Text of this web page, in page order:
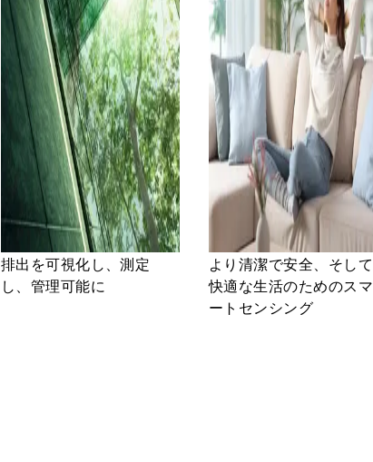
排出を可視化し、測定
し、管理可能に
より清潔で安全、そして
快適な生活のためのスマ
ートセンシング